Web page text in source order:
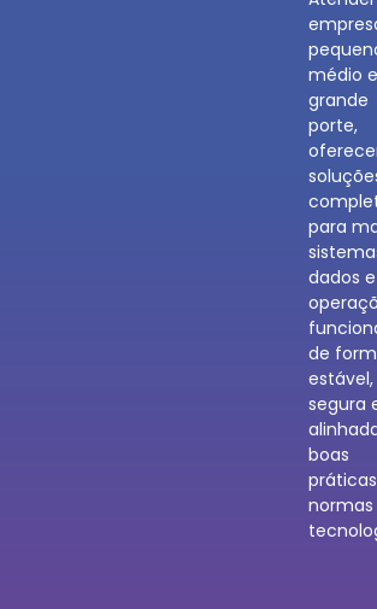
médio e
grande
porte,
para
dados e
de
estável,
segura
boas
normas